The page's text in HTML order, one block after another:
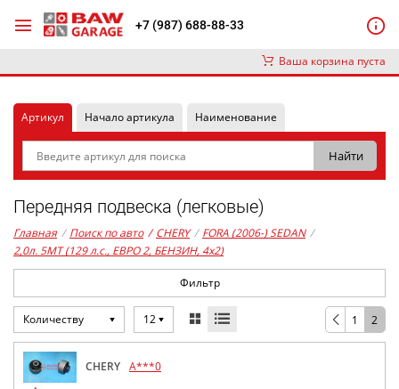
+7 (987) 688-88-33
Ваша корзина пуста
Артикул Начало артикула Наименование
Передняя подвеска (легковые)
Главная / Поиск по авто / CHERY / FORA (2006-) SEDAN /
2,0л. 5MT (129 л.с., ЕВРО 2, БЕНЗИН, 4x2)
Фильтр
Количеству 12 1 2
CHERY A***0